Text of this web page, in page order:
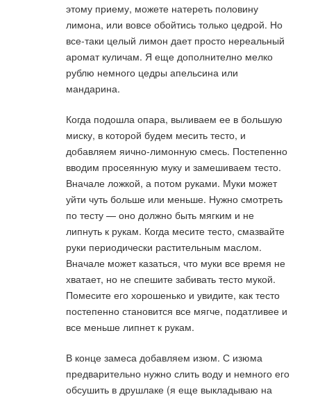
этому приему, можете натереть половину
лимона, или вовсе обойтись только цедрой. Но
все-таки целый лимон дает просто нереальный
аромат куличам. Я еще дополнително мелко
рублю немного цедры апельсина или
мандарина.
Когда подошла опара, выливаем ее в большую
миску, в которой будем месить тесто, и
добавляем яично-лимонную смесь. Постепенно
вводим просеянную муку и замешиваем тесто.
Вначале ложкой, а потом руками. Муки может
уйти чуть больше или меньше. Нужно смотреть
по тесту — оно должно быть мягким и не
липнуть к рукам. Когда месите тесто, смазвайте
руки периодически растительным маслом.
Вначале может казаться, что муки все время не
хватает, но не спешите забивать тесто мукой.
Помесите его хорошенько и увидите, как тесто
постепенно становится все мягче, податливее и
все меньше липнет к рукам.
В конце замеса добавляем изюм. С изюма
предварительно нужно слить воду и немного его
обсушить в друшлаке (я еще выкладываю на